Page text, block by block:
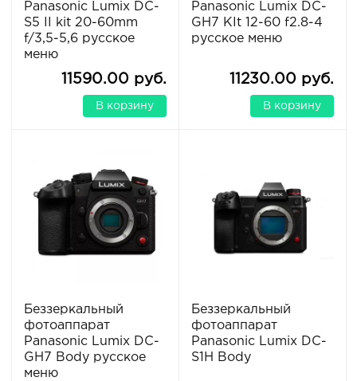
Panasonic Lumix DC-
S5 II kit 20-60mm
f/3,5-5,6 русское
меню
11590.00 руб.
В корзину
Panasonic Lumix DC-
GH7 KIt 12-60 f2.8-4
русское меню
11230.00 руб.
В корзину
Беззеркальный
фотоаппарат
Panasonic Lumix DC-
GH7 Body русское
меню
Беззеркальный
фотоаппарат
Panasonic Lumix DC-
S1H Body